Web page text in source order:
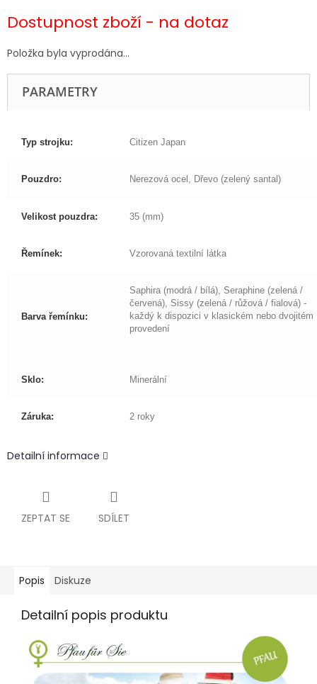
cena:
Dostupnost zboží - na dotaz
Položka byla vyprodána…
PARAMETRY
Typ strojku: Citizen Japan
Pouzdro: Nerezová ocel, Dřevo (zelený santal)
Velikost pouzdra: 35 (mm)
Řemínek: Vzorovaná textilní látka
Barva řemínku:
Saphira (modrá / bílá), Seraphine (zelená /
červená), Sissy (zelená / růžová / fialová) -
každý k dispozici v klasickém nebo dvojitém
provedení
Sklo: Minerální
Záruka: 2 roky
Detailní informace
ZEPTAT SE SDÍLET
Popis Diskuze
Detailní popis produktu